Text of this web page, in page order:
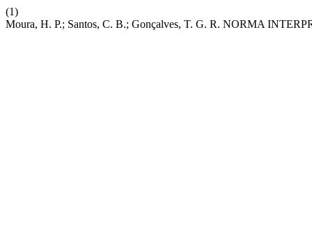
(1)
Moura, H. P.; Santos, C. B.; Gonçalves, T. G. R. NORMA